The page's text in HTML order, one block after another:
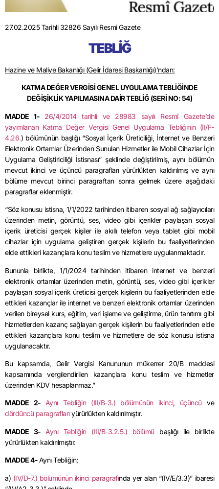
27.02.2025 Tarihli 32826 Sayılı Resmi Gazete
TEBLİĞ
Hazine ve Maliye Bakanlığı (Gelir İdaresi Başkanlığı)’ndan:
KATMA DEĞER VERGİSİ GENEL UYGULAMA TEBLİĞİNDE
DEĞİŞİKLİK YAPILMASINA DAİR TEBLİĞ (SERİ NO: 54)
MADDE 1- 26/4/2014tarihli ve 28983 sayılı Resmî Gazete’de
yayımlanan Katma Değer Vergisi Genel Uygulama Tebliğinin (II/F-
4.26.) bölümünün başlığı “Sosyal İçerik Üreticiliği, İnternet ve Benzeri
Elektronik Ortamlar Üzerinden Sunulan Hizmetler ile Mobil Cihazlar İçin
Uygulama Geliştiriciliği İstisnası” şeklinde değiştirilmiş, aynı bölümün
mevcut ikinci ve üçüncü paragrafları yürürlükten kaldırılmış ve aynı
bölüme mevcut birinci paragraftan sonra gelmek üzere aşağıdaki
paragraflar eklenmiştir.
“Söz konusu istisna, 1/1/2022 tarihinden itibaren sosyal ağ sağlayıcıları
üzerinden metin, görüntü, ses, video gibi içerikler paylaşan sosyal
içerik üreticisi gerçek kişiler ile akıllı telefon veya tablet gibi mobil
cihazlar için uygulama geliştiren gerçek kişilerin bu faaliyetlerinden
elde ettikleri kazançlara konu teslim ve hizmetlere uygulanmaktadır.
Bununla birlikte,1/1/2024tarihinden itibaren internet ve benzeri
elektronik ortamlar üzerinden metin, görüntü, ses, video gibi içerikler
paylaşan sosyal içerik üreticisi gerçek kişilerin bu faaliyetlerinden elde
ettikleri kazançlar ile internet ve benzeri elektronik ortamlar üzerinden
verilen bireysel kurs, eğitim, veri işleme ve geliştirme, ürün tanıtımı gibi
hizmetlerden kazanç sağlayan gerçek kişilerin bu faaliyetlerinden elde
ettikleri kazançlara konu teslim ve hizmetlere de söz konusu istisna
uygulanacaktır.
Bu kapsamda, Gelir Vergisi Kanununun mükerrer 20/B maddesi
kapsamında vergilendirilen kazançlara konu teslim ve hizmetler
üzerinden KDV hesaplanmaz.”
MADDE 2- Aynı Tebliğin (III/B-3.) bölümünün ikinci, üçüncüve
dördüncü paragraflarıyürürlükten kaldırılmıştır.
MADDE 3- Aynı Tebliğin (III/B-3.2.5.) bölümübaşlığı ile birlikte
yürürlükten kaldırılmıştır.
MADDE 4-Aynı Tebliğin;
a) (IV/D-7.) bölümünün ikinci paragrafında yer alan “(IV/E/3.3)” ibaresi